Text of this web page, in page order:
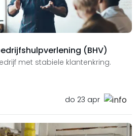
(BHV)
met stabiele klantenkring.
do 23 apr